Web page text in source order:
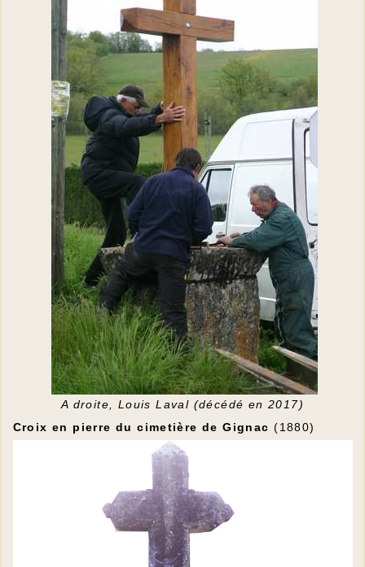
A droite, Louis Laval (décédé en 2017)
Croix en pierre du cimetière de Gignac (1880)